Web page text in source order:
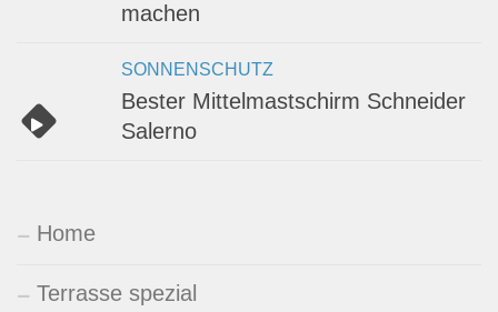
machen
SONNENSCHUTZ
Bester Mittelmastschirm Schneider
Salerno
Home
Terrasse spezial